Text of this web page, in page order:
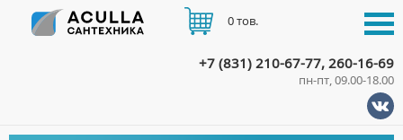
+7 (831) 210-67-77, 260-16-69
пн-пт, 09.00-18.00
0 тов.